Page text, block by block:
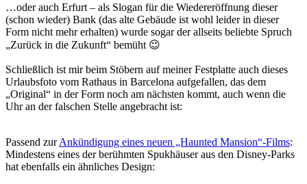
…oder auch Erfurt – als Slogan für die Wiedereröffnung dieser
(schon wieder) Bank (das alte Gebäude ist wohl leider in dieser
Form nicht mehr erhalten) wurde sogar der allseits beliebte Spruch
„Zurück in die Zukunft“ bemüht 😉
Schließlich ist mir beim Stöbern auf meiner Festplatte auch dieses
Urlaubsfoto vom Rathaus in Barcelona aufgefallen, das dem
„Original“ in der Form noch am nächsten kommt, auch wenn die
Uhr an der falschen Stelle angebracht ist:
Passend zurAnkündigung eines neuen „Haunted Mansion“-Films:
Mindestens eines der berühmten Spukhäuser aus den Disney-Parks
hat ebenfalls ein ähnliches Design: